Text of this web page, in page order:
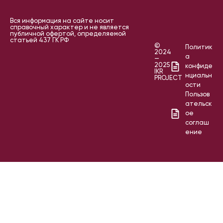
Вся информация на сайте носит
справочный характер и не является
публичной офертой, определяемой
статьей 437 ГК РФ
©
2024
—
2025
IKR
PROJECT
Политик
а
конфиде
нциальн
ости
Пользов
ательск
ое
соглаш
ение